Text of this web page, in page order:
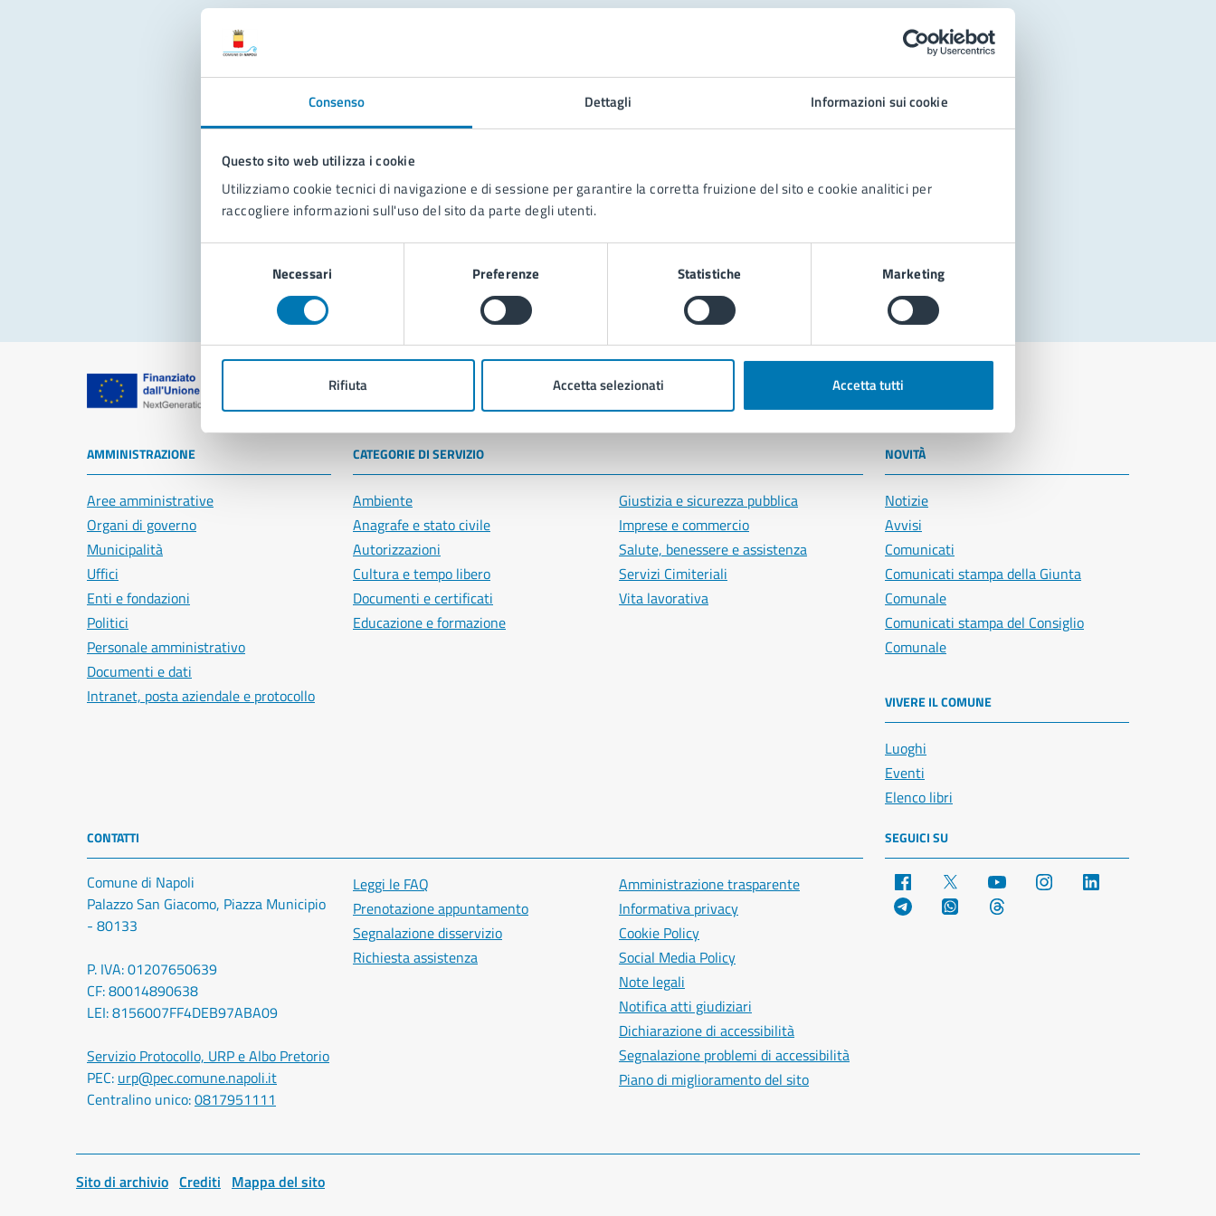
Consenso Dettagli Informazioni sui cookie
Questo sito web utilizza i cookie
Utilizziamo cookie tecnici di navigazione e di sessione per garantire la corretta fruizione del sito e cookie analitici per
raccogliere informazioni sull'uso del sito da parte degli utenti.
Necessari Preferenze Statistiche Marketing
Rifiuta Accetta selezionati Accetta tutti
Problemi in città
Segnala disservizio
Comune di Napoli
AMMINISTRAZIONE
Aree amministrative
Organi di governo
Municipalità
Uffici
Enti e fondazioni
Politici
Personale amministrativo
Documenti e dati
Intranet, posta aziendale e protocollo
CATEGORIE DI SERVIZIO
Ambiente
Anagrafe e stato civile
Autorizzazioni
Cultura e tempo libero
Documenti e certificati
Educazione e formazione
Giustizia e sicurezza pubblica
Imprese e commercio
Salute, benessere e assistenza
Servizi Cimiteriali
Vita lavorativa
NOVITÀ
Notizie
Avvisi
Comunicati
Comunicati stampa della Giunta
Comunale
Comunicati stampa del Consiglio
Comunale
VIVERE IL COMUNE
Luoghi
Eventi
Elenco libri
CONTATTI
Comune di Napoli
Palazzo San Giacomo, Piazza Municipio
- 80133
P. IVA: 01207650639
CF: 80014890638
LEI: 8156007FF4DEB97ABA09
Servizio Protocollo, URP e Albo Pretorio
PEC: urp@pec.comune.napoli.it
Centralino unico:0817951111
Leggi le FAQ
Prenotazione appuntamento
Segnalazione disservizio
Richiesta assistenza
Amministrazione trasparente
Informativa privacy
Cookie Policy
Social Media Policy
Note legali
Notifica atti giudiziari
Dichiarazione di accessibilità
Segnalazione problemi di accessibilità
Piano di miglioramento del sito
SEGUICI SU
Facebook YouTube Instagram
Telegram WhatsApp
Sito di archivio Crediti Mappa del sito